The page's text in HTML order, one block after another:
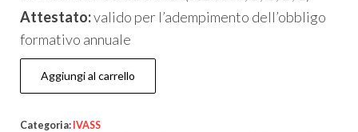
Attestato:valido per l’adempimento dell’obbligo
formativo annuale
Aggiungi al carrello
Categoria: IVASS